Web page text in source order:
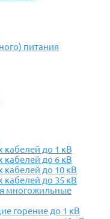
питания
до 1 кВ
до 6 кВ
до 10 кВ
до 35 кВ
многожильные
горение до 1 кВ